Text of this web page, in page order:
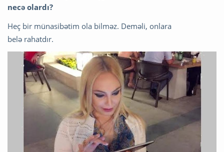
necə olardı?
Heç bir münasibətim ola bilməz. Deməli, onlara
belə rahatdır.